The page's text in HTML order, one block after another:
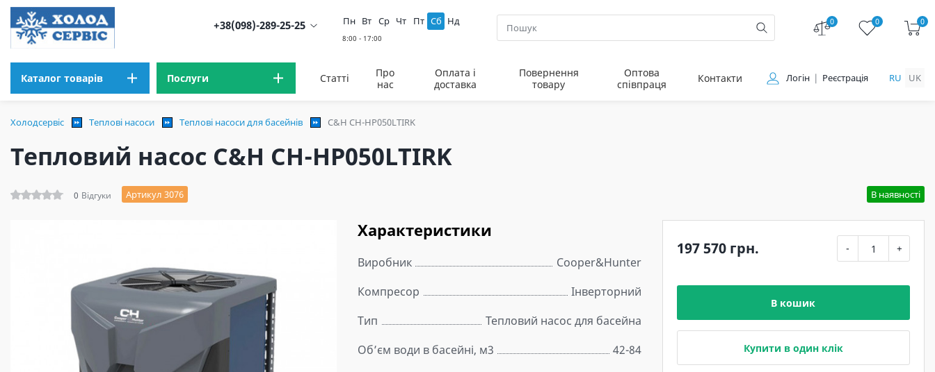
+38(098)-289-25-25 Пн Вт Ср Чт Пт Сб Нд 0 0 0
Каталог товарів Послуги Статті
Про
нас
Оплата і
доставка
Повернення
товару
Оптова
співпраця
Контакти Логін Реєстрація RU UK
Холодсервіс Теплові насоси Теплові насоси для басейнів C&H CH-HP050LTIRK
Тепловий насос C&H CH-HP050LTIRK
0 Відгуки Артикул 3076 В наявності
Характеристики
Виробник
Cooper&Hunter
Компресор
Інверторний
Тип
Тепловий насос для басейна
Об’єм води в басейні, м3
42-84
197 570 грн. - +
В кошик
Купити в один клік